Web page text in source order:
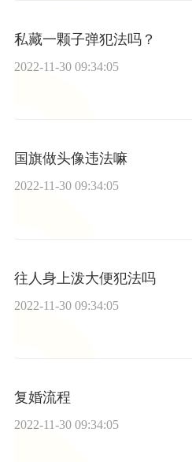
私藏一颗子弹犯法吗？
2022-11-30 09:34:05
国旗做头像违法嘛
2022-11-30 09:34:05
往人身上泼大便犯法吗
2022-11-30 09:34:05
复婚流程
2022-11-30 09:34:05